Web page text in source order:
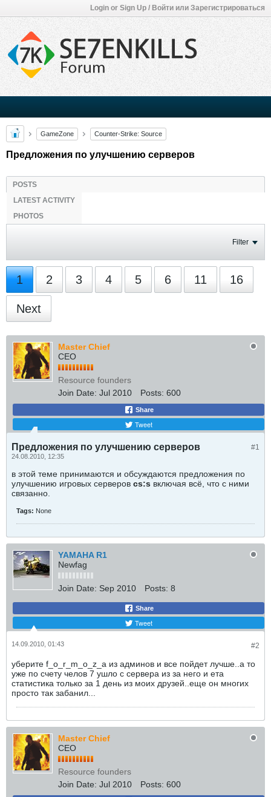
Login or Sign Up / Войти или Зарегистрироваться
GameZone Counter-Strike: Source
Предложения по улучшению серверов
POSTS
LATEST ACTIVITY
PHOTOS
Filter
1 2 3 4 5 6 11 16
Next
Master Chief
CEO
Resource founders
Join Date: Jul 2010 Posts: 600
Share
Tweet
#1
Предложения по улучшению серверов
24.08.2010, 12:35
в этой теме принимаются и обсуждаются предложения по
улучшению игровых серверов cs:s включая всё, что с ними
связанно.
Tags: None
YAMAHA R1
Newfag
Join Date: Sep 2010 Posts: 8
Share
Tweet
#2
14.09.2010, 01:43
уберите f_o_r_m_o_z_a из админов и все пойдет лучше..а то
уже по счету челов 7 ушло с сервера из за него и ета
статистика только за 1 день из моих друзей..еще он многих
просто так забанил...
Master Chief
CEO
Resource founders
Join Date: Jul 2010 Posts: 600